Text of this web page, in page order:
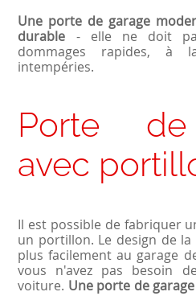
Une porte de garage
durable - elle ne doit
dommages rapides, à
intempéries.
Porte
avec
Il est possible de fabriquer
un portillon. Le design de
plus facilement au garage
vous n'avez pas besoin
voiture. Une porte de